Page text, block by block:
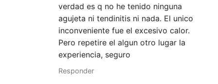
verdad es q no he tenido ninguna
agujeta ni tendinitis ni nada. El unico
inconveniente fue el excesivo calor.
Pero repetire el algun otro lugar la
experiencia, seguro
Responder